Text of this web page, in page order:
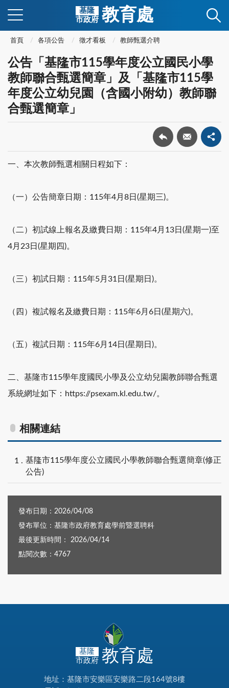
基隆
市政府 教育處
首頁 各項公告 徵才看板 教師甄選介聘
公告「基隆市115學年度公立國民小學
教師聯合甄選簡章」及「基隆市115學
年度公立幼兒園（含國小附幼）教師聯
合甄選簡章」
一、本次教師甄選相關日程如下：
（一）公告簡章日期：115年4月8日(星期三)。
（二）初試線上報名及繳費日期：115年4月13日(星期一)至
4月23日(星期四)。
（三）初試日期：115年5月31日(星期日)。
（四）複試報名及繳費日期：115年6月6日(星期六)。
（五）複試日期：115年6月14日(星期日)。
二、基隆市115學年度國民小學及公立幼兒園教師聯合甄選
系統網址如下：https://psexam.kl.edu.tw/。
相關連結
基隆市115學年度公立國民小學教師聯合甄選簡章(修正
公告)
發布日期：2026/04/08
發布單位：基隆市政府教育處學前暨選聘科
最後更新時間： 2026/04/14
點閱次數：4767
基隆
市政府 教育處
地址：基隆市安樂區安樂路二段164號8樓